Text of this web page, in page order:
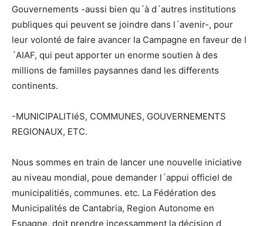
Gouvernements -aussi bien qu´à d´autres institutions
publiques qui peuvent se joindre dans l´avenir-, pour
leur volonté de faire avancer la Campagne en faveur de l
´AIAF, qui peut apporter un enorme soutien à des
millions de familles paysannes dand les differents
continents.
-MUNICIPALITIéS, COMMUNES, GOUVERNEMENTS
REGIONAUX, ETC.
Nous sommes en train de lancer une nouvelle iniciative
au niveau mondial, poue demander l´appui officiel de
municipalitiés, communes. etc. La Fédération des
Municipalités de Cantabria, Region Autonome en
Espagne, doit prendre incessamment la décision d